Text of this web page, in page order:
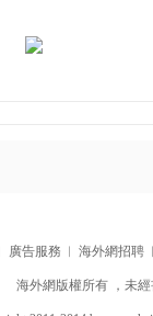
廣告服務 ︱ 海外網招聘 ︱
海外網版權所有 ，未